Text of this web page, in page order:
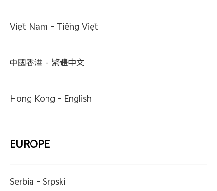
Việt Nam - Tiếng Việt
中國香港 -繁體中文
Hong Kong - English
EUROPE
Serbia -Srpski